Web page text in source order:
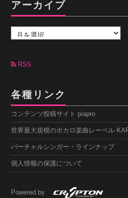
アーカイブ
カ
ブ RSS
各種リンク
コンテンツ投稿サイト piapro
世界最大規模のボカロ楽曲レーベル
バーチャルシンガー・ラインナップ
個人情報の保護について
Powered by